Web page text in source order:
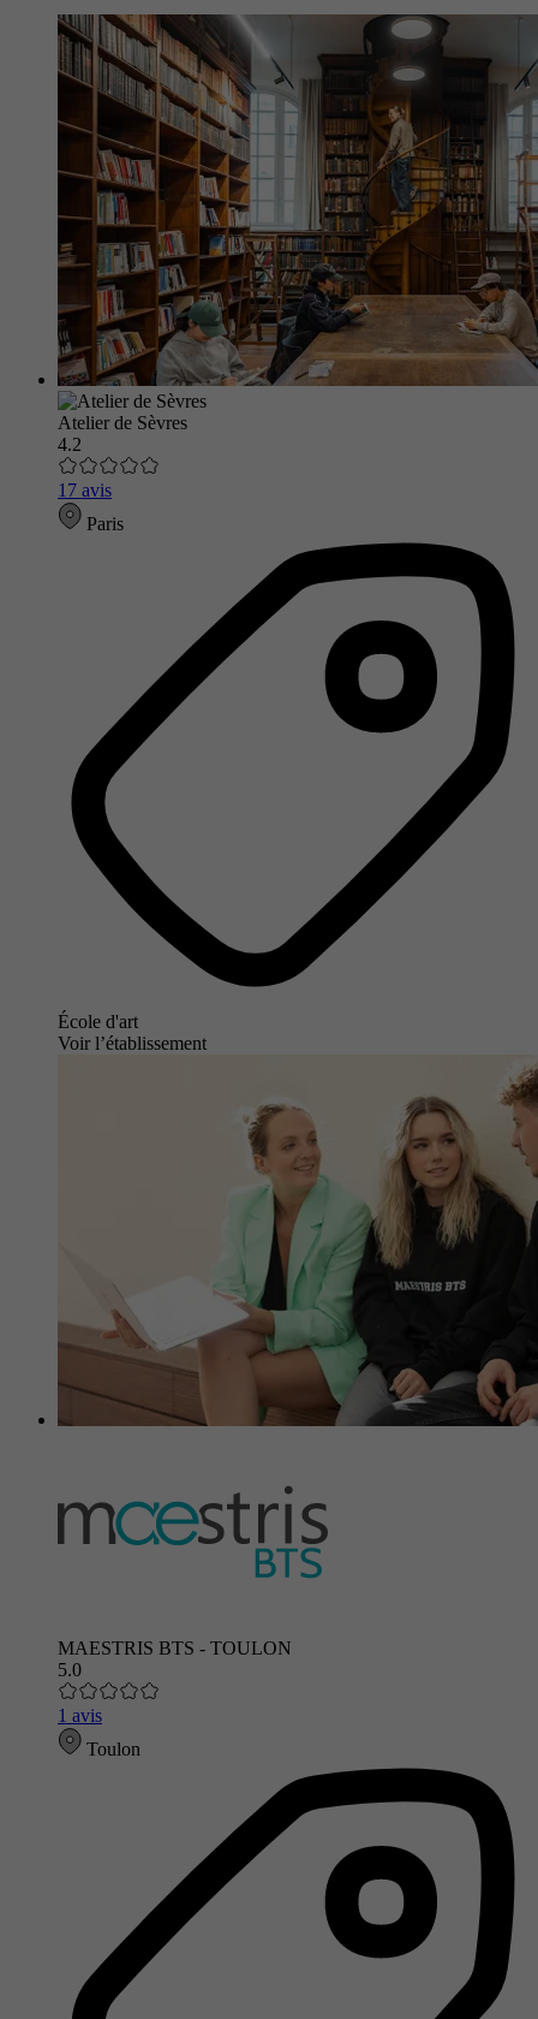
Atelier de Sèvres
4.2
17 avis
Paris
École d'art
Voir l’établissement
MAESTRIS BTS - TOULON
5.0
1 avis
Toulon